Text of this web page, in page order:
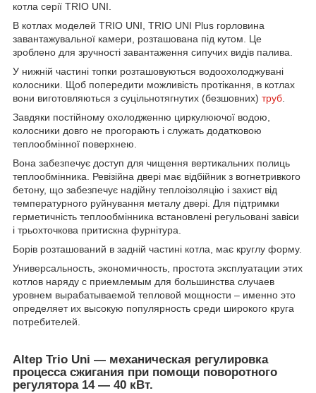
котла серії TRIO UNI.
В котлах моделей TRIO UNI, TRIO UNI Plus горловина
завантажувальної камери, розташована під кутом. Це
зроблено для зручності завантаження сипучих видів палива.
У нижній частині топки розташовуються водоохолоджувані
колосники. Щоб попередити можливість протікання, в котлах
вони виготовляються з суцільнотягнутих (безшовних) труб.
Завдяки постійному охолодженню циркулюючої водою,
колосники довго не прогорають і служать додатковою
теплообмінної поверхнею.
Вона забезпечує доступ для чищення вертикальних полиць
теплообмінника. Ревізійна двері має відбійник з вогнетривкого
бетону, що забезпечує надійну теплоізоляцію і захист від
температурного руйнування металу двері. Для підтримки
герметичність теплообмінника встановлені регульовані завіси
і трьохточкова притискна фурнітура.
Борів розташований в задній частині котла, має круглу форму.
Универсальность, экономичность, простота эксплуатации этих
котлов наряду с приемлемым для большинства случаев
уровнем вырабатываемой тепловой мощности – именно это
определяет их высокую популярность среди широкого круга
потребителей.
Altep Trio Uni — механическая регулировка
процесса сжигания при помощи поворотного
регулятора 14 — 40 кВт.